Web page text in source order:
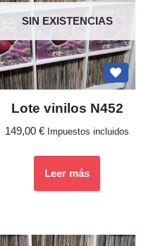
SIN EXISTENCIAS
Lote vinilos N452
149,00 € Impuestos incluidos
Leer más